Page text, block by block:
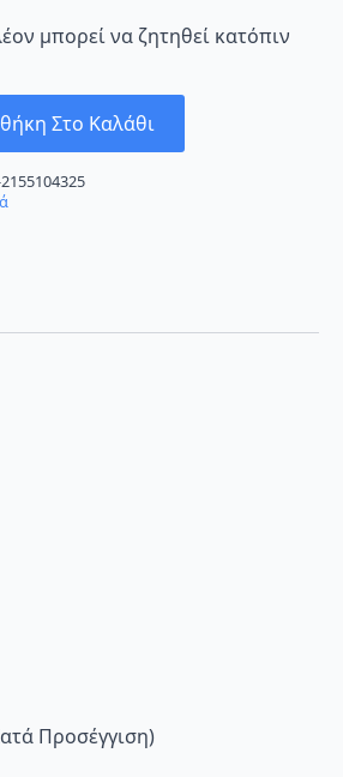
μπορεί να ζητηθεί κατόπιν
Στο Καλάθι
Προσέγγιση)